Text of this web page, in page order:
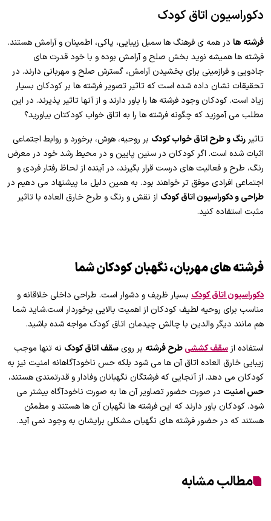
دکوراسیون اتاق کودک
فرشته ها در همه ی فرهنگ ها سمبل زیبایی، پاکی، اطمینان و آرامش هستند.
فرشته ها همیشه نوید بخش صلح و آرامش بوده و با خود قدرت های
جادویی و فرازمینی برای بخشیدن آرامش، گسترش صلح و مهربانی دارند. در
تحقیقات نشان داده شده است که تاثیر تصویر فرشته ها بر کودکان بسیار
زیاد است. کودکان وجود فرشته ها را باور دارند و از آنها تاثیر پذیرند. در این
مطلب می آموزید که چگونه فرشته ها را به اتاق خواب کودکتان بیاورید؟
تاثیر رنگ و طرح اتاق خواب کودک بر روحیه، هوش، برخورد و روابط اجتماعی
اثبات شده است. اگر کودکان در سنین پایین و در محیط رشد خود در معرض
رنگ، طرح و فعالیت های درست قرار بگیرند، در آینده از لحاظ رفتار فردی و
اجتماعی افرادی موفق تر خواهند بود. به همین دلیل ما پیشنهاد می دهیم در
طراحی و دکوراسیون اتاق کودک از نقش و رنگ و طرح خارق العاده با تاثیر
مثبت استفاده کنید.
فرشته های مهربان، نگهبان کودکان شما
دکوراسیون اتاق کودک بسیار ظریف و دشوار است. طراحی داخلی خلاقانه و
مناسب برای روحیه لطیف کودکان از اهمیت بالایی برخوردار است.شاید شما
هم مانند دیگر والدین با چالش چیدمان اتاق کودک مواجه شده باشید.
استفاده از سقف کششیطرح فرشته بر رویسقف اتاق کودک نه تنها موجب
زیبایی خارق العاده اتاق آن ها می شود بلکه حس ناخودآگاهانه امنیت نیز به
کودکان می دهد. از آنجایی که فرشتگان نگهبانان وفادار و قدرتمندی هستند،
حس امنیت در صورت حضور تصاویر آن ها به صورت ناخودآگاه بیشتر می
شود. کودکان باور دارند که این فرشته ها نگهبان آن ها هستند و مطمئن
هستند که در حضور فرشته های نگهبان مشکلی برایشان به وجود نمی آید.
مطالب مشابه